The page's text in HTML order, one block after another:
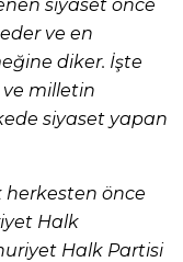
siyaset önce
ve en
diker. İşte
milletin
siyaset yapan
herkesten önce
Halk
Halk Partisi